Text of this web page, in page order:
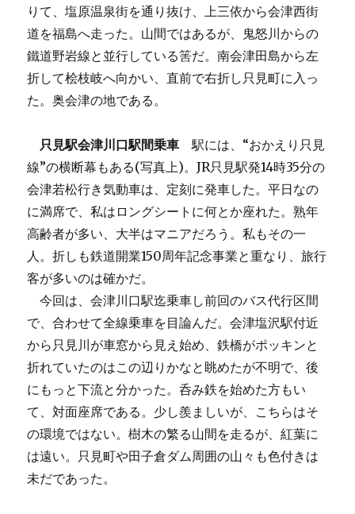
りて、塩原温泉街を通り抜け、上三依から会津西街
道を福島へ走った。山間ではあるが、鬼怒川からの
鐵道野岩線と並行している筈だ。南会津田島から左
折して桧枝岐へ向かい、直前で右折し只見町に入っ
た。奥会津の地である。
只見駅会津川口駅間乗車 駅には、“おかえり只見
線”の横断幕もある(写真上)。JR只見駅発14時35分の
会津若松行き気動車は、定刻に発車した。平日なの
に満席で、私はロングシートに何とか座れた。熟年
高齢者が多い、大半はマニアだろう。私もその一
人。折しも鉄道開業150周年記念事業と重なり、旅行
客が多いのは確かだ。
今回は、会津川口駅迄乗車し前回のバス代行区間
で、合わせて全線乗車を目論んだ。会津塩沢駅付近
から只見川が車窓から見え始め、鉄橋がポッキンと
折れていたのはこの辺りかなと眺めたが不明で、後
にもっと下流と分かった。呑み鉄を始めた方もい
て、対面座席である。少し羨ましいが、こちらはそ
の環境ではない。樹木の繁る山間を走るが、紅葉に
は遠い。只見町や田子倉ダム周囲の山々も色付きは
未だであった。